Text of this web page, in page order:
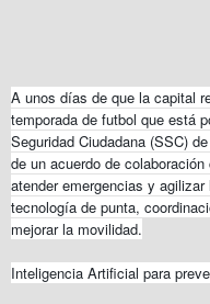
A unos días de que la capital
temporada de futbol que está
Seguridad Ciudadana (SSC)
de un acuerdo de
atender emergencias y
tecnología de punta,
mejorar la movilidad.
Inteligencia Artificial para